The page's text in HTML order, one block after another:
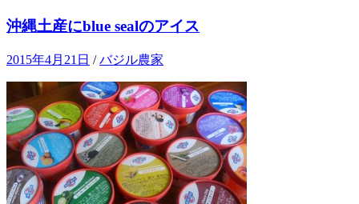
沖縄土産にblue sealのアイス
2015年4月21日 /バジル農家